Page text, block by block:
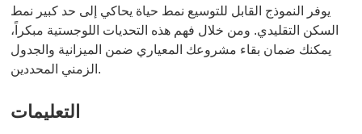
يوفر النموذج القابل للتوسيع نمط حياة يحاكي إلى حد كبير نمط
السكن التقليدي. ومن خلال فهم هذه التحديات اللوجستية مبكراً،
يمكنك ضمان بقاء مشروعك المعياري ضمن الميزانية والجدول
الزمني المحددين.
التعليمات